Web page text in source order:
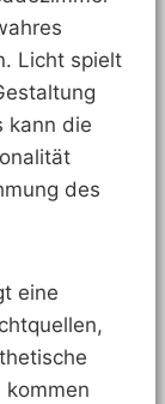
Licht spielt
kann die
des
eine